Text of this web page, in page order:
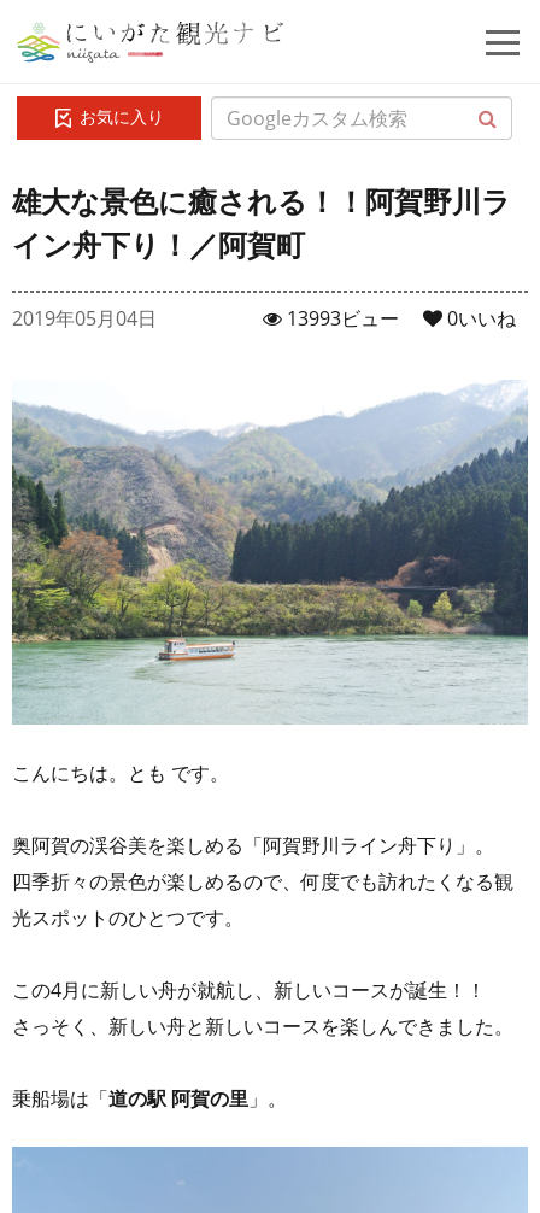
お気に入り
雄大な景色に癒される！！阿賀野川ラ
イン舟下り！／阿賀町
2019年05月04日 0いいね
13993ビュー
こんにちは。とも です。
奥阿賀の渓谷美を楽しめる「阿賀野川ライン舟下り」。
四季折々の景色が楽しめるので、何度でも訪れたくなる観
光スポットのひとつです。
この4月に新しい舟が就航し、新しいコースが誕生！！
さっそく、新しい舟と新しいコースを楽しんできました。
乗船場は「道の駅 阿賀の里 」。